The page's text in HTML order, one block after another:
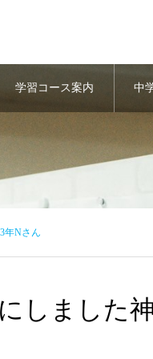
学習コース案内 中
年Nさん
しました